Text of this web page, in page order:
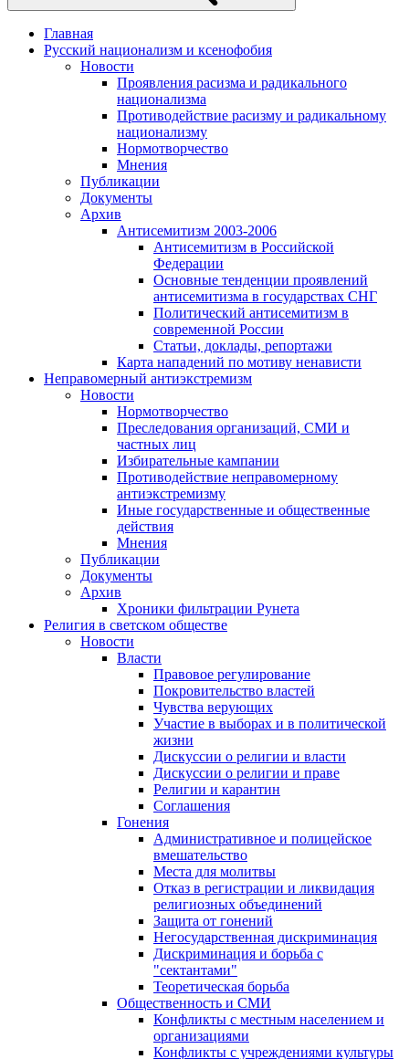
Главная
Русский национализм и ксенофобия
Новости
Проявления расизма и радикального
национализма
Противодействие расизму и радикальному
национализму
Нормотворчество
Мнения
Публикации
Документы
Архив
Антисемитизм 2003-2006
Антисемитизм в Российской
Федерации
Основные тенденции проявлений
антисемитизма в государствах СНГ
Политический антисемитизм в
современной России
Статьи, доклады, репортажи
Карта нападений по мотиву ненависти
Неправомерный антиэкстремизм
Новости
Нормотворчество
Преследования организаций, СМИ и
частных лиц
Избирательные кампании
Противодействие неправомерному
антиэкстремизму
Иные государственные и общественные
действия
Мнения
Публикации
Документы
Архив
Хроники фильтрации Рунета
Религия в светском обществе
Новости
Власти
Правовое регулирование
Покровительство властей
Чувства верующих
Участие в выборах и в политической
жизни
Дискуссии о религии и власти
Дискуссии о религии и праве
Религии и карантин
Соглашения
Гонения
Административное и полицейское
вмешательство
Места для молитвы
Отказ в регистрации и ликвидация
религиозных объединений
Защита от гонений
Негосударственная дискриминация
Дискриминация и борьба с
"сектантами"
Теоретическая борьба
Общественность и СМИ
Конфликты с местным населением и
организациями
Конфликты с учреждениями культуры